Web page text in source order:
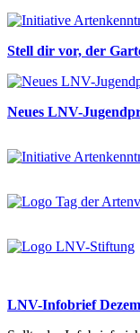
Stell dir vor, der
Neues LNV-
LNV-Infobrief